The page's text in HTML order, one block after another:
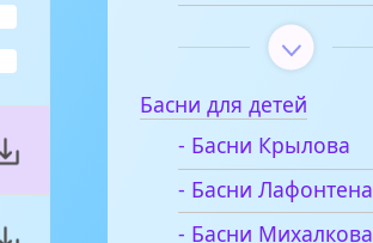
Басни для детей
- Басни Крылова
- Басни Лафонтена
- Басни Михалкова